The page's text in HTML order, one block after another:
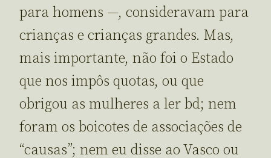
para homens —, consideravam para
crianças e crianças grandes. Mas,
mais importante, não foi o Estado
que nos impôs quotas, ou que
obrigou as mulheres a ler bd; nem
foram os boicotes de associações de
“causas”; nem eu disse ao Vasco ou